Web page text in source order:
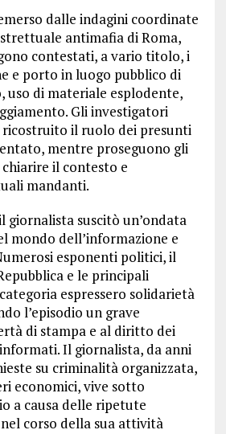
dalle indagini coordinate
antimafia di Roma,
contestati, a vario titolo, i
e porto in luogo pubblico di
uso di materiale esplodente,
Gli investigatori
il ruolo dei presunti
mentre proseguono gli
il contesto e
mandanti.
giornalista suscitò un’ondata
mondo dell’informazione e
esponenti politici, il
e le principali
espressero solidarietà
l’episodio un grave
di stampa e al diritto dei
Il giornalista, da anni
su criminalità organizzata,
economici, vive sotto
a causa delle ripetute
corso della sua attività